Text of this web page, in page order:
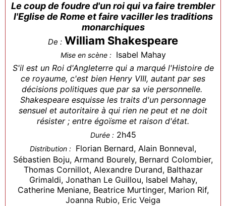
Le coup de foudre d'un roi qui va faire trembler
l'Eglise de Rome et faire vaciller les traditions
monarchiques
De : William Shakespeare
Mise en scène : Isabel Mahay
S'il est un Roi d'Angleterre qui a marqué l'Histoire de
ce royaume, c'est bien Henry VIII, autant par ses
décisions politiques que par sa vie personnelle.
Shakespeare esquisse les traits d'un personnage
sensuel et autoritaire à qui rien ne peut et ne doit
résister ; entre égoïsme et raison d'état.
Durée : 2h45
Distribution : Florian Bernard, Alain Bonneval,
Sébastien Boju, Armand Bourely, Bernard Colombier,
Thomas Cornillot, Alexandre Durand, Balthazar
Grimaldi, Jonathan Le Guillou, Isabel Mahay,
Catherine Meniane, Beatrice Murtinger, Marion Rif,
Joanna Rubio, Eric Veiga